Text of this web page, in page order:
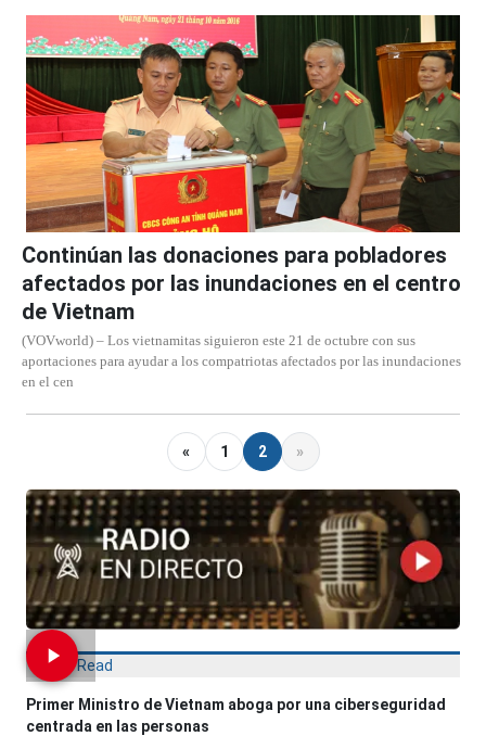
Continúan las donaciones para pobladores
afectados por las inundaciones en el centro
de Vietnam
(VOVworld) – Los vietnamitas siguieron este 21 de octubre con sus
aportaciones para ayudar a los compatriotas afectados por las inundaciones
en el cen
« 1 2 »
Most Read
Primer Ministro de Vietnam aboga por una ciberseguridad
centrada en las personas